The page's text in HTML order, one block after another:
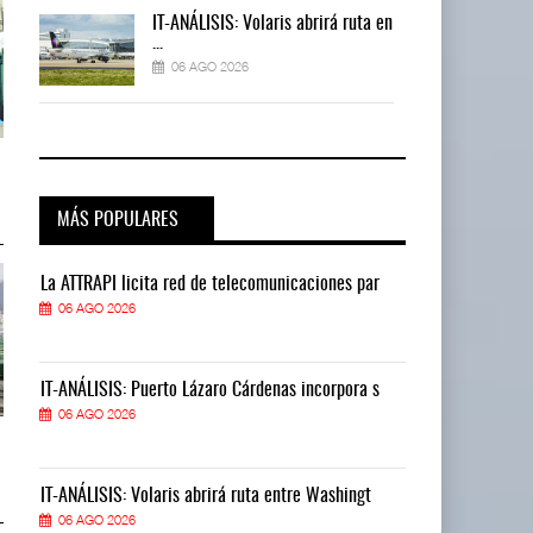
TMAZ eleva 77% movimiento de
05 AGO 2026
05 AGO 2026
TMAZ eleva 77% movimiento de
05 AGO 2026
IT-ANÁLISIS: Volaris abrirá ruta en
06 AGO 2026
MÁS POPULARES
La ATTRAPI licita red de telecomunicaciones par
06 AGO 2026
IT-ANÁLISIS: Puerto Lázaro Cárdenas incorpora s
06 AGO 2026
IT-ANÁLISIS: Volaris abrirá ruta entre Washingt
06 AGO 2026